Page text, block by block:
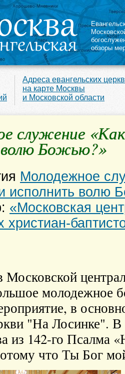
обзоры
Адреса евангельских
на карте Москвы
и Московской области
служение
Божью?»
Молодежное
исполнить волю
«Московская
христиан-
Московской
молодежное
в
"На Лосинке".
из 142-го Псалма
что Ты Бог